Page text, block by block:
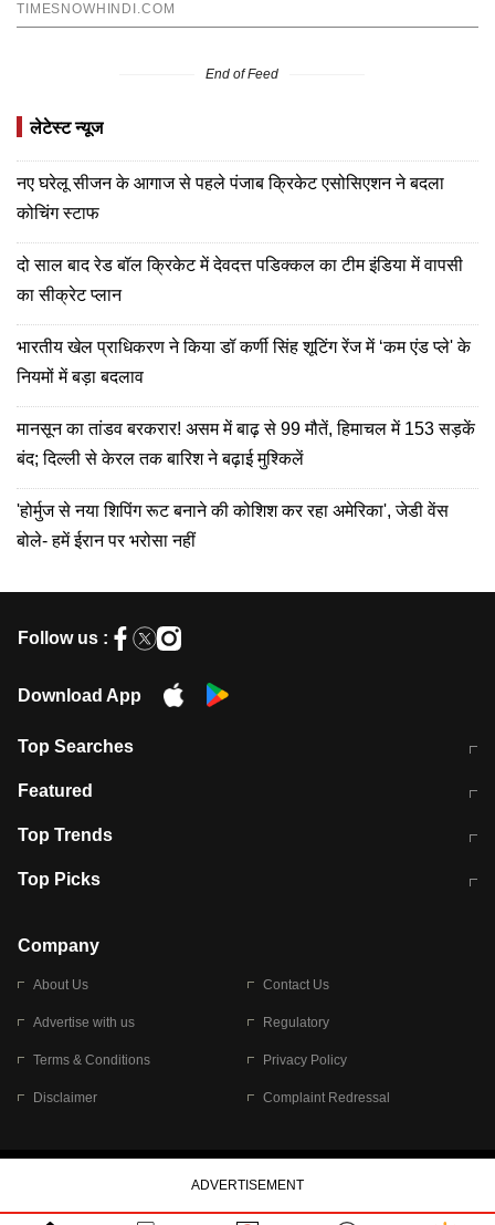
End of Feed
लेटेस्ट न्यूज
नए घरेलू सीजन के आगाज से पहले पंजाब क्रिकेट एसोसिएशन ने बदला
कोचिंग स्टाफ
दो साल बाद रेड बॉल क्रिकेट में देवदत्त पडिक्कल का टीम इंडिया में वापसी
का सीक्रेट प्लान
भारतीय खेल प्राधिकरण ने किया डॉ कर्णी सिंह शूटिंग रेंज में ‘कम एंड प्ले' के
नियमों में बड़ा बदलाव
मानसून का तांडव बरकरार! असम में बाढ़ से 99 मौतें, हिमाचल में 153 सड़कें
बंद; दिल्ली से केरल तक बारिश ने बढ़ाई मुश्किलें
'होर्मुज से नया शिपिंग रूट बनाने की कोशिश कर रहा अमेरिका', जेडी वेंस
बोले- हमें ईरान पर भरोसा नहीं
Follow us :
Download App
Top Searches
मुंबई में लगे 'जेन जी' के पोस्टर, लिखा- 'मैं
Featured
10 अगस्त को विधानसभा का घेराव करेंगे
Top Trends
RBI का नया नियम: अब बैंकों को अपनी सभी
Top Picks
बारिश की चेतावनी
Company
About Us Contact Us
Advertise with us Regulatory
Terms & Conditions Privacy Policy
Disclaimer Complaint Redressal